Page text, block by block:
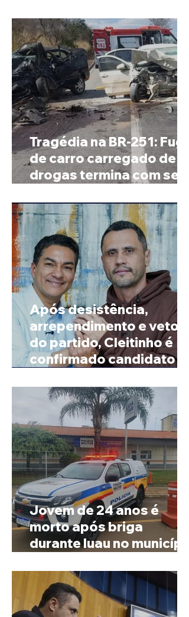
Tragédia na BR-251: Fuga
de carro carregado de
drogas termina com sete
Após desistência,
arrependimento e veto
do partido, Cleitinho é
confirmado candidato ao
Jovem de 24 anos é
morto após briga
durante luau no município